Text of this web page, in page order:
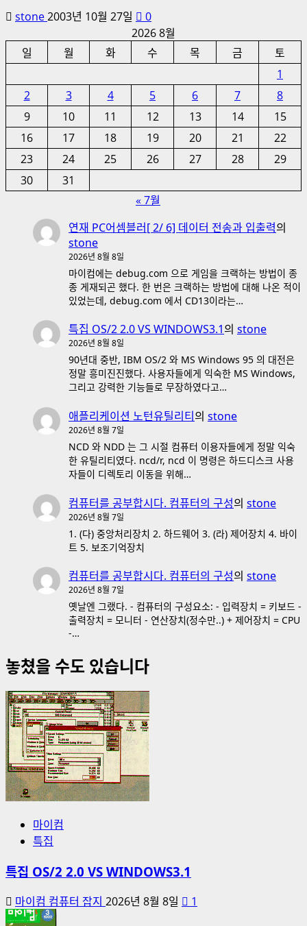
stone2003년 10월 27일
0
2026 8월
일
월 화 수 목 금
토
1
2
3 4 5 6 7
8
9
10 11 12 13 14
15
16
17 18 19 20 21
22
23
24 25 26 27 28
29
30
31
« 7월
연재 PC어셈블러[ 2/ 6] 데이터 전송과 입출력의
stone
2026년 8월 8일
마이컴에는 debug.com 으로 게임을 크랙하는 방법이 종
종 게재되곤 했다. 한 번은 크랙하는 방법에 대해 나온 적이
있었는데, debug.com 에서 CD13이라는…
특집 OS/2 2.0 VS WINDOWS3.1의 stone
2026년 8월 8일
90년대 중반, IBM OS/2 와 MS Windows 95 의 대전은
정말 흥미진진했다. 사용자들에게 익숙한 MS Windows,
그리고 강력한 기능들로 무장하였다고…
애플리케이션 노턴유틸리티의 stone
2026년 8월 7일
NCD 와 NDD 는 그 시절 컴퓨터 이용자들에게 정말 익숙
한 유틸리티였다. ncd/r, ncd 이 명령은 하드디스크 사용
자들이 디렉토리 이동을 위해…
컴퓨터를 공부합시다. 컴퓨터의 구성의 stone
2026년 8월 7일
1. (다) 중앙처리장치 2. 하드웨어 3. (라) 제어장치 4. 바이
트 5. 보조기억장치
컴퓨터를 공부합시다. 컴퓨터의 구성의 stone
2026년 8월 7일
옛날엔 그랬다. - 컴퓨터의 구성요소: - 입력장치 = 키보드 -
출력장치 = 모니터 - 연산장치(정수만..) + 제어장치 = CPU
-…
놓쳤을 수도 있습니다
마이컴
특집
특집 OS/2 2.0 VS WINDOWS3.1
마이컴 컴퓨터 잡지 2026년 8월 8일 1